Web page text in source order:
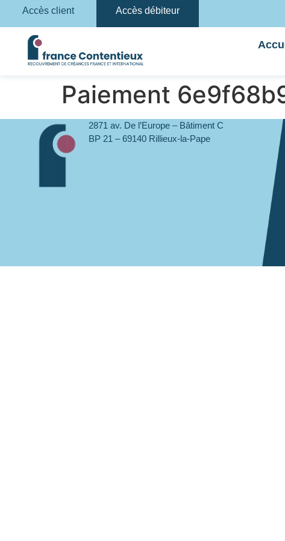
Accès client Accès débiteur
Paiement
2871 av. De l’Europe – Bâtiment C
BP 21 – 69140 Rillieux-la-Pape